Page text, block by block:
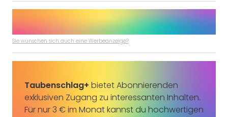
Sie wünschen sich auch eine Werbeanzeige?
Taubenschlag+ bietet Abonnierenden
exklusiven Zugang zu interessanten Inhalten.
Für nur 3 € im Monat kannst du hochwertigen